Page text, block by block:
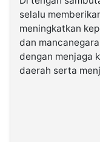
selalu
meningkatkan
dan
dengan menjaga
daerah serta